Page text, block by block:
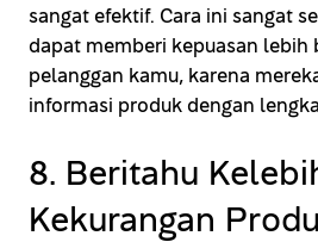
sangat efektif. Cara ini sangat
dapat memberi kepuasan lebih
pelanggan kamu, karena
informasi produk dengan
8. Beritahu
Kekurangan